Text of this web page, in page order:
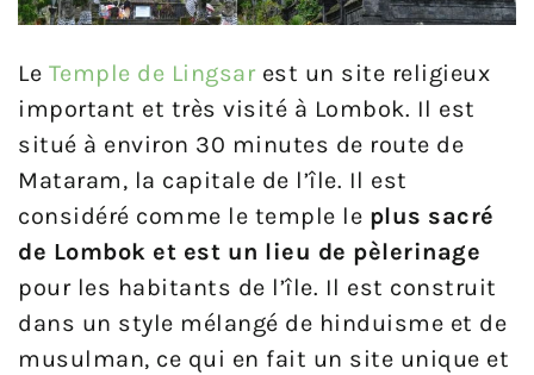
Le Temple de Lingsar est un site religieux
important et très visité à Lombok. Il est
situé à environ 30 minutes de route de
Mataram, la capitale de l’île. Il est
considéré comme le temple le plus sacré
de Lombok et est un lieu de pèlerinage
pour les habitants de l’île. Il est construit
dans un style mélangé de hinduisme et de
musulman, ce qui en fait un site unique et